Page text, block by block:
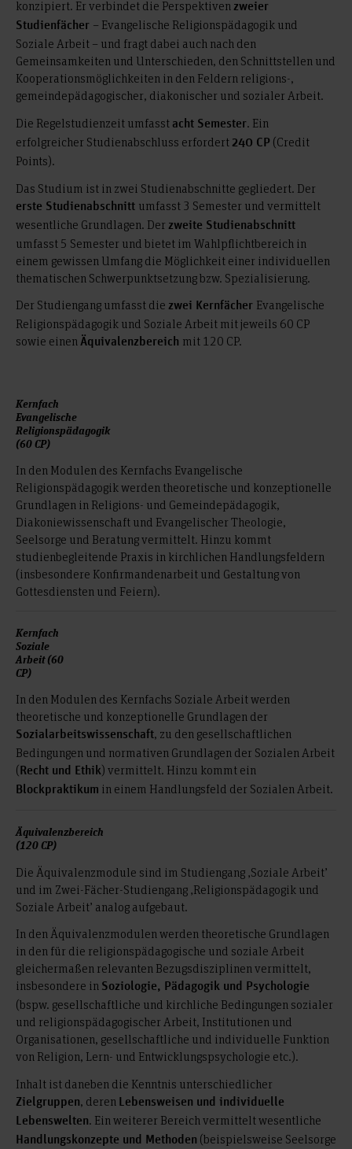
konzipiert. Er verbindet die Perspektiven zweier
Studienfächer – Evangelische Religionspädagogik und
Soziale Arbeit – und fragt dabei auch nach den
Gemeinsamkeiten und Unterschieden, den Schnittstellen und
Kooperationsmöglichkeiten in den Feldern religions-,
gemeindepädagogischer, diakonischer und sozialer Arbeit.
Die Regelstudienzeit umfasst acht Semester. Ein
erfolgreicher Studienabschluss erfordert 240 CP (Credit
Points).
Das Studium ist in zwei Studienabschnitte gegliedert. Der
erste Studienabschnitt umfasst 3 Semester und vermittelt
wesentliche Grundlagen. Der zweite Studienabschnitt
umfasst 5 Semester und bietet im Wahlpflichtbereich in
einem gewissen Umfang die Möglichkeit einer individuellen
thematischen Schwerpunktsetzung bzw. Spezialisierung.
Der Studiengang umfasst die zwei Kernfächer Evangelische
Religionspädagogik und Soziale Arbeit mit jeweils 60 CP
sowie einenÄquivalenzbereich mit 120 CP.
Kernfach
Evangelische
Religionspädagogik
(60 CP)
In den Modulen des Kernfachs Evangelische
Religionspädagogik werden theoretische und konzeptionelle
Grundlagen in Religions- und Gemeindepädagogik,
Diakoniewissenschaft und Evangelischer Theologie,
Seelsorge und Beratung vermittelt. Hinzu kommt
studienbegleitende Praxis in kirchlichen Handlungsfeldern
(insbesondere Konfirmandenarbeit und Gestaltung von
Gottesdiensten und Feiern).
Kernfach
Soziale
Arbeit (60
CP)
In den Modulen des Kernfachs Soziale Arbeit werden
theoretische und konzeptionelle Grundlagen der
Sozialarbeitswissenschaft, zu den gesellschaftlichen
Bedingungen und normativen Grundlagen der Sozialen Arbeit
(Recht und Ethik) vermittelt. Hinzu kommt ein
Blockpraktikum in einem Handlungsfeld der Sozialen Arbeit.
Äquivalenzbereich
(120 CP)
Die Äquivalenzmodule sind im Studiengang ‚Soziale Arbeit’
und im Zwei-Fächer-Studiengang ‚Religionspädagogik und
Soziale Arbeit’ analog aufgebaut.
In den Äquivalenzmodulen werden theoretische Grundlagen
in den für die religionspädagogische und soziale Arbeit
gleichermaßen relevanten Bezugsdisziplinen vermittelt,
insbesondere in Soziologie, Pädagogik und Psychologie
(bspw. gesellschaftliche und kirchliche Bedingungen sozialer
und religionspädagogischer Arbeit, Institutionen und
Organisationen, gesellschaftliche und individuelle Funktion
von Religion, Lern- und Entwicklungspsychologie etc.).
Inhalt ist daneben die Kenntnis unterschiedlicher
Zielgruppen, deren Lebensweisen und individuelle
Lebenswelten. Ein weiterer Bereich vermittelt wesentliche
Handlungskonzepte und Methoden (beispielsweise Seelsorge